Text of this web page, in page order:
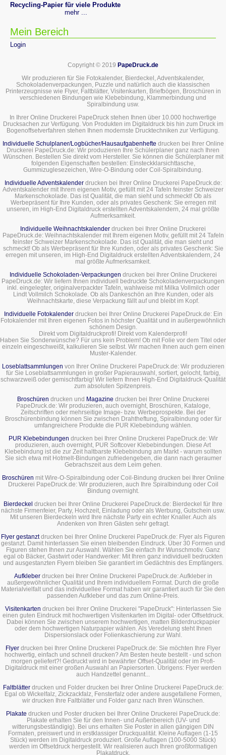
Recycling-Papier für viele Produkte
mehr ...
Mein Bereich
Login
Copyright © 2019 PapeDruck.de
Wir produzieren für Sie Fotokalender, Bierdeckel, Adventskalender,
Schokoladenverpackungen, Puzzle und natürlich auch die klassischen
Printerzeugnisse wie Flyer, Faltblätter, Visitenkarten, Briefbögen, Broschüren in
verschiedenen Bindungen wie Klebebindung, Klammerbindung und
Spiralbindung usw.
In Ihrer Online Druckerei PapeDruck stehen Ihnen über 10.000 hochwertige
Drucksachen zur Verfügung. Von Produkten im Digitaldruck bis hin zum Druck im
Bogenoffsetverfahren stehen Ihnen modernste Drucktechniken zur Verfügung.
Individuelle Schulplaner/Logbücher/Hausaufgabenhefte drucken bei Ihrer Online
Druckerei PapeDruck.de: Wir produzieren Ihre Schülerplaner ganz nach Ihren
Wünschen. Bestellen Sie direkt vom Hersteller. Sie können die Schülerplaner mit
folgenden Eigenschaften bestellen: Einsteckklarsichttasche,
Gummizuglesezeichen, Wire-O-Bindung oder Coil-Spiralbindung.
Individuelle Adventskalenderdrucken bei Ihrer Online Druckerei PapeDruck.de:
Adventskalender mit Ihrem eigenen Motiv, gefüllt mit 24 Tafeln feinster Schweizer
Markenschokolade. Das ist Qualität, die man sieht und schmeckt! Ob als
Werbepräsent für Ihre Kunden, oder als privates Geschenk: Sie erregen mit
unseren, im High-End Digitaldruck erstellten Adventskalendern, 24 mal größte
Aufmerksamkeit.
Individuelle Weihnachtskalender drucken bei Ihrer Online Druckerei
PapeDruck.de: Weihnachtskalender mit Ihrem eigenen Motiv, gefüllt mit 24 Tafeln
feinster Schweizer Markenschokolade. Das ist Qualität, die man sieht und
schmeckt! Ob als Werbepräsent für Ihre Kunden, oder als privates Geschenk: Sie
erregen mit unseren, im High-End Digitaldruck erstellten Adventskalendern, 24
mal größte Aufmerksamkeit.
Individuelle Schokoladen-Verpackungen drucken bei Ihrer Online Druckerei
PapeDruck.de: Wir liefern Ihnen individuell bedruckte Schokoladenverpackungen
inkl. eingelegter, originalverpackter Tafeln, wahlweise mit Milka Vollmilch oder
Lindt Vollmilch Schokolade. Ob als Dankeschön an Ihre Kunden, oder als
Weihnachtskarte, diese Verpackung fällt auf und bleibt im Kopf.
Individuelle Fotokalenderdrucken bei Ihrer Online Druckerei PapeDruck.de: Ein
Fotokalender mit Ihren eigenen Fotos in höchster Qualität und in außergewöhnlich
schönem Design.
Direkt vom Digitaldruckprofi! Direkt vom Kalenderprofi!
Haben Sie Sonderwünsche? Für uns kein Problem! Ob mit Folie vor dem Titel oder
einzeln eingeschweißt, kalkulieren Sie selbst. Wir machen Ihnen auch gern einen
Muster-Kalender.
Loseblattsammlungen von Ihrer Online Druckerei PapeDruck.de: Wir produzieren
für Sie Loseblattsammlungen in großer Papierauswahl, sortiert, gelocht, farbig,
schwarzweiß oder gemischtfarbig! Wir liefern Ihnen High-End Digitaldruck-Qualität
zum absoluten Spitzenpreis.
Broschüren drucken und Magazine drucken bei Ihrer Online Druckerei
PapeDruck.de: Wir produzieren, auch overnight, Broschüren, Kataloge,
Zeitschriften oder mehrseitige Image- bzw. Werbeprospekte. Bei der
Broschürenbindung können Sie zwischen Drahtheftung, Spiralbindung oder für
umfangreichere Produkte die PUR Klebebindung wählen.
PUR Klebebindungen drucken bei Ihrer Online Druckerei PapeDruck.de: Wir
produzieren, auch overnight, PUR Softcover Klebebindungen. Diese Art
Klebebindung ist die zur Zeit haltbarste Klebebindung am Markt - warum sollten
Sie sich etwa mit Hotmelt-Bindungen zufriedengeben, die dann nach geraumer
Gebrachszeit aus dem Leim gehen.
Broschüren mit Wire-O-Spiralbindung oder Coil-Bindung drucken bei Ihrer Online
Druckerei PapeDruck.de: Wir produzieren, auch Ihre Spiralbindung oder Coil
Bindung overnight.
Bierdeckel drucken bei Ihrer Online Druckerei PapeDruck.de: Bierdeckel für Ihre
nächste Firmenfeier, Party, Hochzeit, Einladung oder als Werbung, Gutschein usw.
Mit unseren Bierdeckeln wird Ihre nächste Party ein echter Knaller. Auch als
Andenken von Ihren Gästen sehr gefragt.
Flyer gestanztdrucken bei Ihrer Online Druckerei PapeDruck.de: Flyer als Figuren
gestanzt. Damit hinterlassen Sie einen bleibenden Eindruck. Über 30 Formen und
Figuren stehen Ihnen zur Auswahl. Wählen Sie einfach Ihr Wunschmotiv. Ganz
egal ob Bäcker, Gastwirt oder Handwerker: Mit Ihren ganz individuell bedruckten
und ausgestanzten Flyern bleiben Sie garantiert im Gedächtnis des Empfängers.
Aufkleberdrucken bei Ihrer Online Druckerei PapeDruck.de: Aufkleber in
außergewöhnlicher Qualität und Ihrem individuellem Format. Durch die große
Materialvielfalt und das individuellee Format haben wir garantiert auch für Sie den
passenden Aufkleber und das zum Online-Preis.
Visitenkarten drucken bei Ihrer Online Druckerei "PapeDruck": Hinterlassen Sie
einen guten Eindruck mit hochwertigen Visitenkarten im Digital- oder Offsetdruck.
Dabei können Sie zwischen unserem hochwertigen, matten Bilderdruckpapier
oder dem hochwertigen Naturpapier wählen. Als Veredelung steht Ihnen
Dispersionslack oder Folienkaschierung zur Wahl.
Flyer drucken bei Ihrer Online Druckerei PapeDruck.de: Sie möchten Ihre Flyer
hochwertig, einfach und schnell drucken? Am Besten heute bestellt - und schon
morgen geliefert?! Gedruckt wird in bewährter Offset-Qualität oder im Profi-
Digitaldruck mit einer großen Auswahl an Papiersorten. Übrigens: Flyer werden
auch Handzettel genannt...
Faltblätterdrucken und Folder drucken bei Ihrer Online Druckerei PapeDruck.de:
Egal ob Wickelfalz, Zickzackfalz, Fensterfalz oder andere ausgefallene Formen,
wir drucken Ihre Faltblätter und Folder ganz nach Ihren Wünschen.
Plakate drucken und Poster drucken bei Ihrer Online Druckerei PapeDruck.de:
Plakate erhalten Sie für den Innen- und Außenbereich (UV- und
witterungsbeständigig). Bei uns erhalten Sie Poster in allen gängigen DIN
Formaten, preiswert und in erstklassiger Druckqualität. Kleine Auflagen (1-15
Stück) werden im Digitaldruck produziert. Große Auflagen (100-5000 Stück)
werden im Offsetdruck hergestellt. Wir realisieren auch Ihren großformatigen
Plakatdruck.